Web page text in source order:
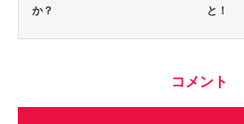
か？
と！
コメント